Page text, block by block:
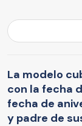
La modelo
con la fecha
fecha de
y padre de